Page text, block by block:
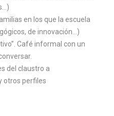
en los que la escuela
de innovación…)
Café informal con un
del claustro a
otros perfiles